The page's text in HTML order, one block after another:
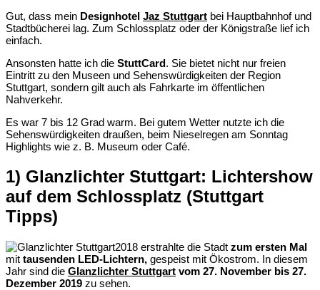
Gut, dass mein Designhotel Jaz Stuttgart bei Hauptbahnhof und
Stadtbücherei lag. Zum Schlossplatz oder der Königstraße lief ich
einfach.
Ansonsten hatte ich die StuttCard. Sie bietet nicht nur freien
Eintritt zu den Museen und Sehenswürdigkeiten der Region
Stuttgart, sondern gilt auch als Fahrkarte im öffentlichen
Nahverkehr.
Es war 7 bis 12 Grad warm. Bei gutem Wetter nutzte ich die
Sehenswürdigkeiten draußen, beim Nieselregen am Sonntag
Highlights wie z. B. Museum oder Café.
1) Glanzlichter Stuttgart: Lichtershow
auf dem Schlossplatz (Stuttgart
Tipps)
2018 erstrahlte die Stadt zum ersten Mal
mit tausenden LED-Lichtern, gespeist mit Ökostrom. In diesem
Jahr sind die Glanzlichter Stuttgart vom 27. November bis 27.
Dezember 2019 zu sehen.